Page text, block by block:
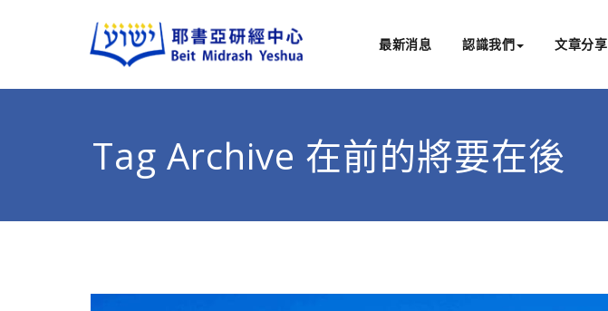
最新消息 認識我們 文章分享
Tag Archive 在前的將要在後